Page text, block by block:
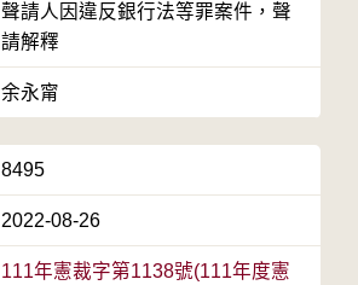
聲請人因違反銀行法等罪案件，聲
請解釋
余永甯
8495
2022-08-26
111年憲裁字第1138號(111年度憲